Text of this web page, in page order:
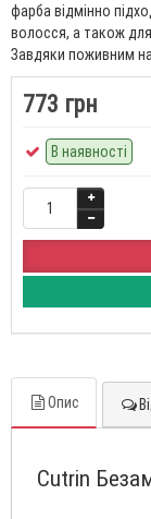
фарба відмінно
волосся, а також
Завдяки поживним
773 грн
В наявності
Опис
Cutrin